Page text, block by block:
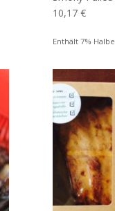
10,17 €
Enthält 7%